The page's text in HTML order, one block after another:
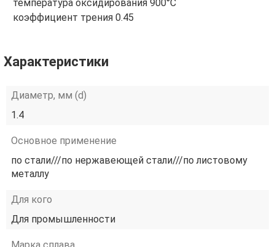
температура оксидирования 900°С
коэффициент трения 0.45
Характеристики
Диаметр, мм (d)
1.4
Основное применение
по стали///по нержавеющей стали///по листовому
металлу
Для кого
Для промышленности